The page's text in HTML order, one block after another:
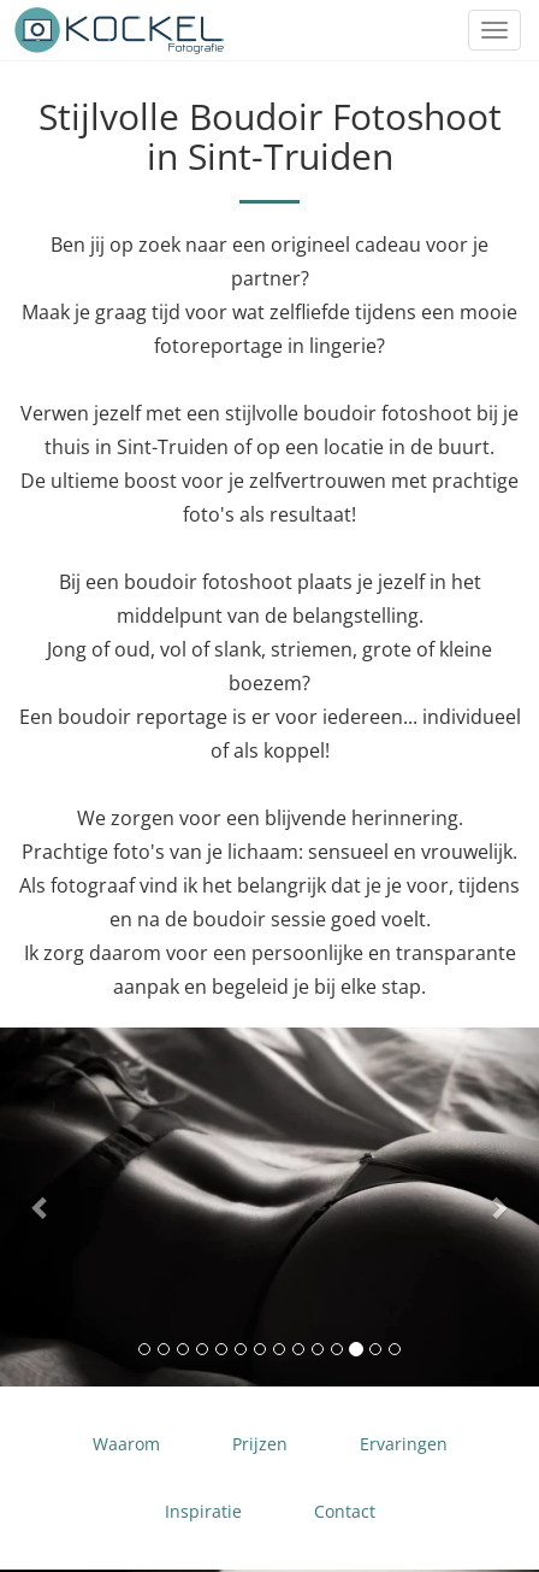
Stijlvolle Boudoir Fotoshoot
in Sint-Truiden
Ben jij op zoek naar een origineel cadeau voor je
partner?
Maak je graag tijd voor wat zelfliefde tijdens een mooie
fotoreportage in lingerie?
Verwen jezelf met een stijlvolle boudoir fotoshoot bij je
thuis in Sint-Truiden of op een locatie in de buurt.
De ultieme boost voor je zelfvertrouwen met prachtige
foto's als resultaat!
Bij een boudoir fotoshoot plaats je jezelf in het
middelpunt van de belangstelling.
Jong of oud, vol of slank, striemen, grote of kleine
boezem?
Een boudoir reportage is er voor iedereen... individueel
of als koppel!
We zorgen voor een blijvende herinnering.
Prachtige foto's van je lichaam: sensueel en vrouwelijk.
Als fotograaf vind ik het belangrijk dat je je voor, tijdens
en na de boudoir sessie goed voelt.
Ik zorg daarom voor een persoonlijke en transparante
aanpak en begeleid je bij elke stap.
Previous
Waarom Prijzen Ervaringen
Inspiratie Contact